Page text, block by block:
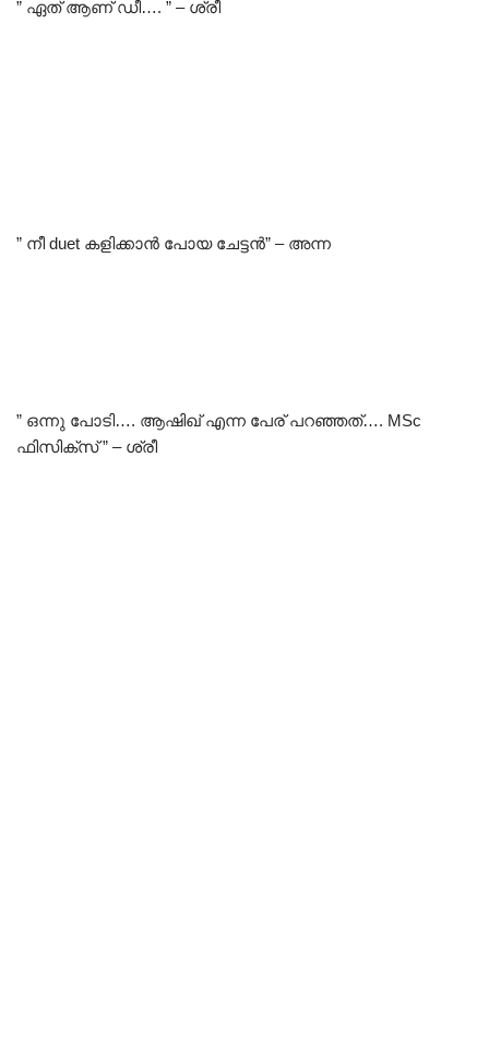
” ഏത് ആണ് ഡീ…. ” – ശ്രീ
” നീ duet കളിക്കാൻ പോയ ചേട്ടൻ” – അന്ന
” ഒന്നു പോടി…. ആഷിഖ് എന്ന പേര് പറഞ്ഞത്…. MSc
ഫിസിക്സ് ” – ശ്രീ